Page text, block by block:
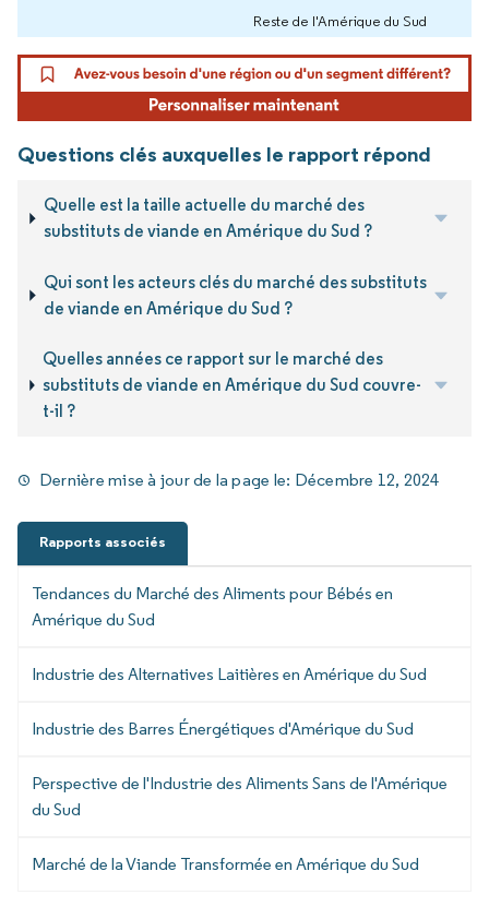
Reste de l'Amérique du Sud
Questions clés auxquelles le rapport répond
Quelle est la taille actuelle du marché des
substituts de viande en Amérique du Sud ?
Qui sont les acteurs clés du marché des substituts
de viande en Amérique du Sud ?
Quelles années ce rapport sur le marché des
substituts de viande en Amérique du Sud couvre-
t-il ?
Dernière mise à jour de la page le: Décembre 12, 2024
Rapports associés
Tendances du Marché des Aliments pour Bébés en
Amérique du Sud
Industrie des Alternatives Laitières en Amérique du Sud
Industrie des Barres Énergétiques d'Amérique du Sud
Perspective de l'Industrie des Aliments Sans de l'Amérique
du Sud
Marché de la Viande Transformée en Amérique du Sud